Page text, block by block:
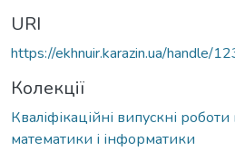
URI
https://ekhnuir.karazin.ua/handle/
Колекції
Кваліфікаційні випускні роботи
математики і інформатики